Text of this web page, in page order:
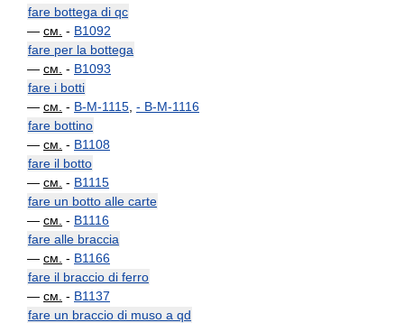
fare bottega di qc
— см. - B1092
fare per la bottega
— см. - B1093
fare i botti
— см. - B-M-1115 - B-M-1116
fare bottino
— см. - B1108
fare il botto
— см. - B1115
fare un botto alle carte
— см. - B1116
fare alle braccia
— см. - B1166
fare il braccio di ferro
— см. - B1137
fare un braccio di muso a qd